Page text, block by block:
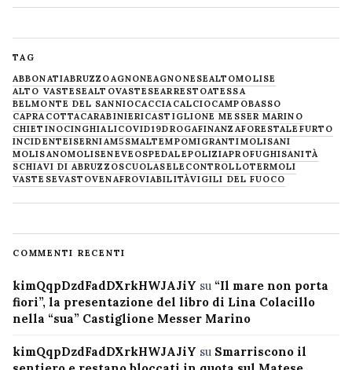
TAG
ABBONATIABRUZZOAGNONEAGNONESEALTOMOLISE
ALTO VASTESEALTOVASTESEARRESTOATESSA
BELMONTE DEL SANNIOCACCIACALCIOCAMPOBASSO
CAPRACOTTACARABINIERICASTIGLIONE MESSER MARINO
CHIETINOCINGHIALICOVID19DROGAFINANZAFORESTALE FURTO
INCIDENTEISERNIAM5SMALTEMPOMIGRANTIMOLISANI
MOLISANOMOLISENEVE OSPEDALEPOLIZIAPROFUGHISANITÀ
SCHIAVI DI ABRUZZOSCUOLASELECONTROLLOTERMOLI
VASTESEVASTOVENAFROVIABILITÀVIGILI DEL FUOCO
COMMENTI RECENTI
kimQqpDzdFadDXrkHWJAJiY su “Il mare non porta
fiori”, la presentazione del libro di Lina Colacillo
nella “sua” Castiglione Messer Marino
kimQqpDzdFadDXrkHWJAJiY su Smarriscono il